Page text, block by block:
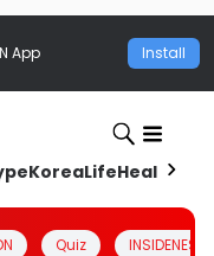
App Install
KoreaLifeHealth
Quiz INSIDENESIA